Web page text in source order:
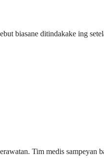
biasane ditindakake ing
Tim medis